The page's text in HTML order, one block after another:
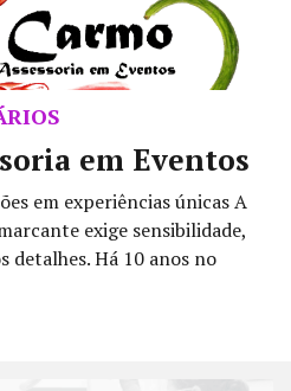
em Eventos
em experiências únicas A
exige sensibilidade,
detalhes. Há 10 anos no